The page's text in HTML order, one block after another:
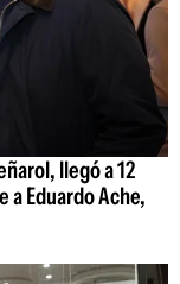
llegó a 12
a Eduardo Ache,